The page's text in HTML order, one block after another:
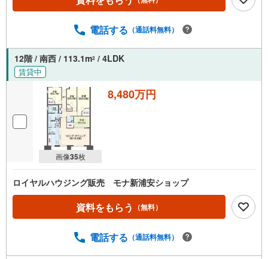
電話する （通話料無料）
12階 / 南西 / 113.1m2 / 4LDK
賃貸中
画像35枚
8,480万円
ロイヤルハウジング販売 モナ新浦安ショップ
資料をもらう （無料）
電話する （通話料無料）